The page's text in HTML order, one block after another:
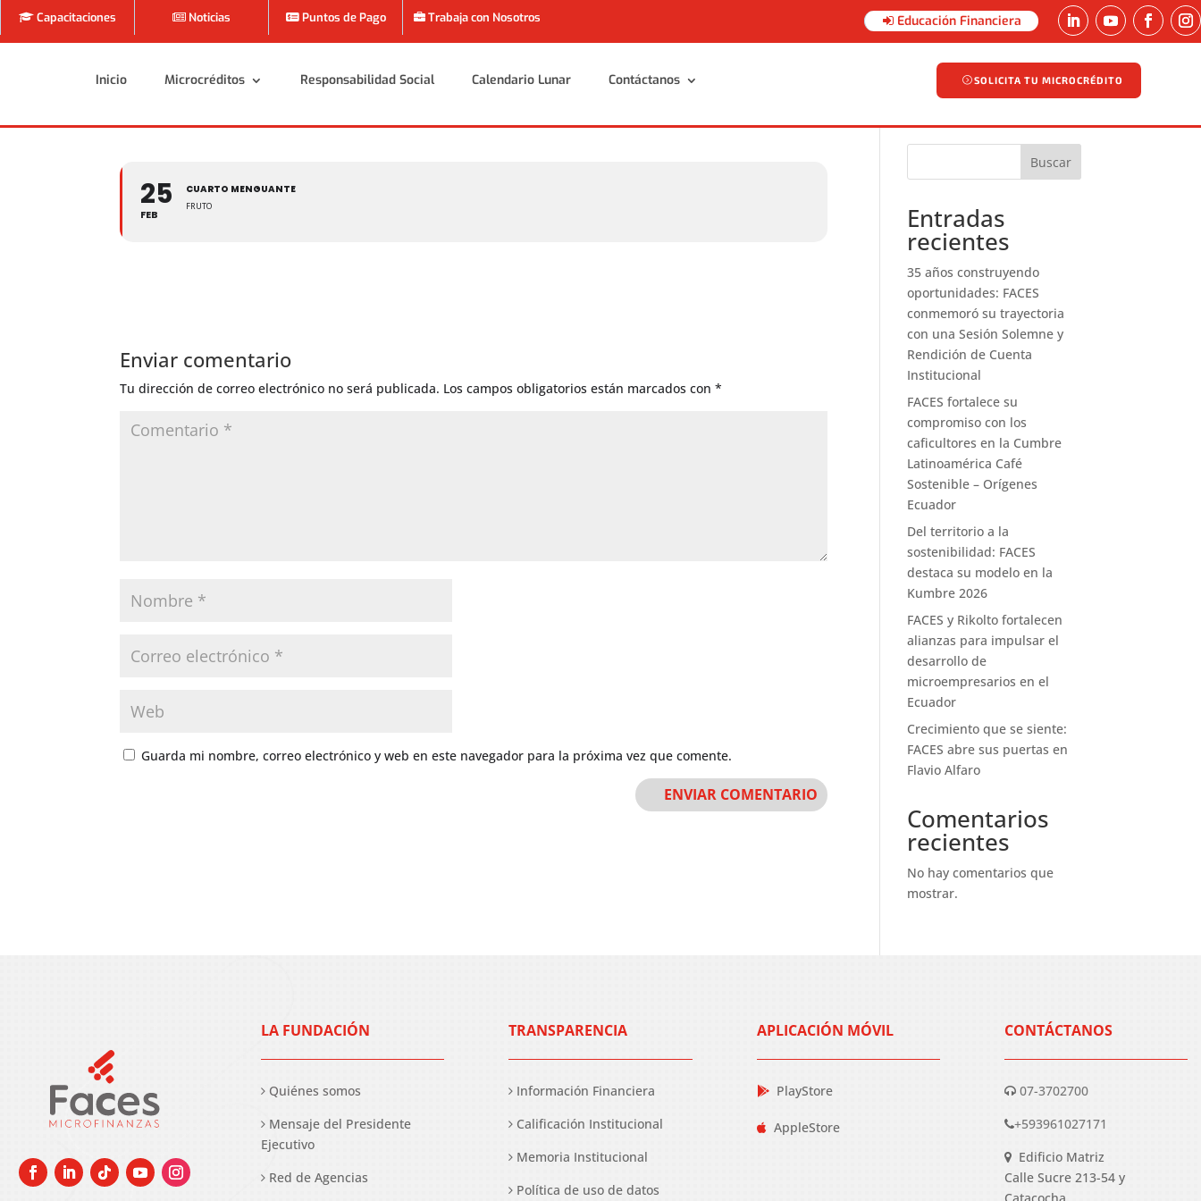
Capacitaciones Noticias Puntos de Pago Trabaja con Nosotros Educación Financiera
Inicio Microcréditos Responsabilidad Social Calendario Lunar Contáctanos SOLICITA TU MICROCRÉDITO
Inicio Microcréditos Responsabilidad Social Calendario Lunar Contáctanos SOLICITA TU MICROCRÉDITO
25
FEB
CUARTO MENGUANTE
FRUTO
Enviar comentario
Tu dirección de correo electrónico no será publicada. Los campos obligatorios están marcados con*
Guarda mi nombre, correo electrónico y web en este navegador para la próxima vez que comente.
Buscar
Entradas
recientes
35 años construyendo
oportunidades: FACES
conmemoró su trayectoria
con una Sesión Solemne y
Rendición de Cuenta
Institucional
FACES fortalece su
compromiso con los
caficultores en la Cumbre
Latinoamérica Café
Sostenible – Orígenes
Ecuador
Del territorio a la
sostenibilidad: FACES
destaca su modelo en la
Kumbre 2026
FACES y Rikolto fortalecen
alianzas para impulsar el
desarrollo de
microempresarios en el
Ecuador
Crecimiento que se siente:
FACES abre sus puertas en
Flavio Alfaro
Comentarios
recientes
No hay comentarios que
mostrar.
LA FUNDACIÓN
Quiénes somos
Mensaje del Presidente
Ejecutivo
Red de Agencias
TRANSPARENCIA
Información Financiera
Calificación Institucional
Memoria Institucional
Política de uso de datos
APLICACIÓN MÓVIL
PlayStore
AppleStore
CONTÁCTANOS
07-3702700
+593961027171
Edificio Matriz
Calle Sucre 213-54 y